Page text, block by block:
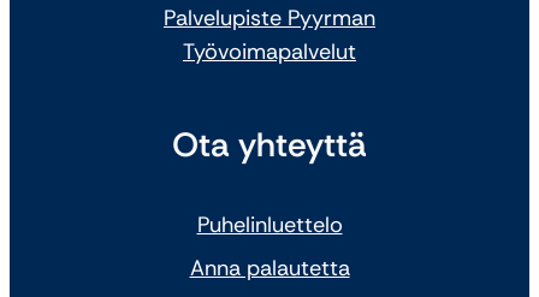
Palvelupiste Pyyrman
Työvoimapalvelut
Ota yhteyttä
Puhelinluettelo
Anna palautetta